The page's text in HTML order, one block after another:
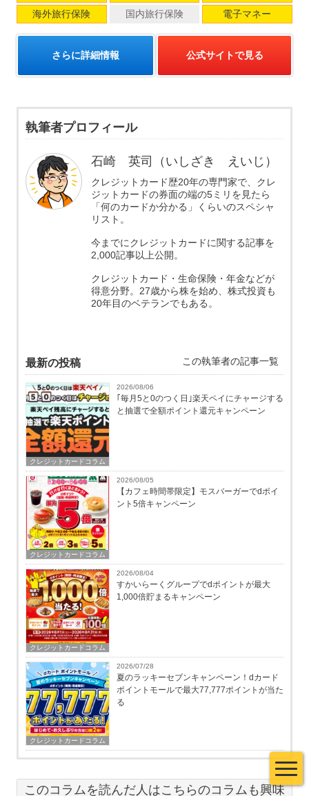
海外旅行保険
国内旅行保険 電子マネー
さらに詳細情報 公式サイトで見る
執筆者プロフィール
石崎 英司（いしざき えいじ）
クレジットカード歴20年の専門家で、クレ
ジットカードの券面の端の5ミリを見たら
「何のカードか分かる」くらいのスペシャ
リスト。
今までにクレジットカードに関する記事を
2,000記事以上公開。
クレジットカード・生命保険・年金などが
得意分野。27歳から株を始め、株式投資も
20年目のベテランでもある。
最新の投稿 この執筆者の記事一覧
クレジットカードコラム
2026/08/06
｢毎月5と0のつく日｣楽天ペイにチャージする
と抽選で全額ポイント還元キャンペーン
クレジットカードコラム
2026/08/05
【カフェ時間帯限定】モスバーガーでdポイ
ント5倍キャンペーン
クレジットカードコラム
2026/08/04
すかいらーくグループでdポイントが最大
1,000倍貯まるキャンペーン
クレジットカードコラム
2026/07/28
夏のラッキーセブンキャンペーン！dカード
ポイントモールで最大77,777ポイントが当た
る
このコラムを読んだ人はこちらのコラムも興味